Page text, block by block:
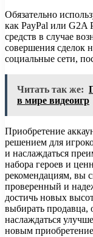
Обязательно
как PayPal или G2A
средств в случае
совершения сделок
социальные сети,
Читать так же:
в мире видеоигр
Приобретение
решением для
и наслаждаться
набора героев и
рекомендациям, вы
проверенный и
достичь новых
выбирать продавца,
наслаждаться
новым